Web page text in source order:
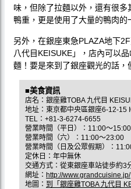
味，但除了拉麵以外，還有很
鴨重，更是使用了大量的鴨肉的
另外，在銀座東急PLAZA地下
八代目KEISUKE」，店內可以
麵！要是來到了銀座觀光的話，
■美食資訊
店名：銀座雞TOBA 九代目
地址：東京都中央區銀座6-12-15
TEL：+81-3-6274-6655
營業時間（平日）：11:00～
營業時間（六）：11:00～23:00
營業時間（日及公眾假期）：
定休日：年中無休
交通方式：從東銀座車站徒歩約3
網址： http://www.grandcuisine.jp/
地圖： 到「銀座雞TOBA 九代目